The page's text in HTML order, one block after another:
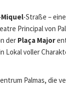
-Straße –
Principal von
der Plaça Major
Lokal voller
Palmas, die